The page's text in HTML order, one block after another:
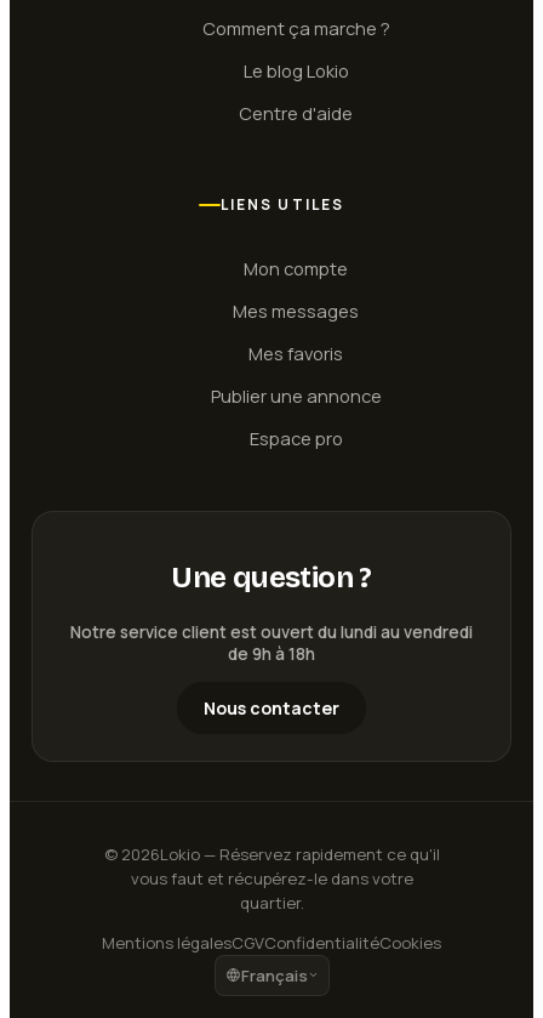
Comment ça marche ?
Le blog Lokio
Centre d'aide
LIENS UTILES
Mon compte
Mes messages
Mes favoris
Publier une annonce
Espace pro
Une question ?
Notre service client est ouvert du lundi au vendredi
de 9h à 18h
Nous contacter
© 2026Lokio — Réservez rapidement ce qu'il
vous faut et récupérez-le dans votre
quartier.
Mentions légalesCGVConfidentialitéCookies
Français